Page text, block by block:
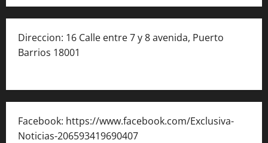
Direccion: 16 Calle entre 7 y 8 avenida, Puerto
Barrios 18001
Facebook: https://www.facebook.com/Exclusiva-
Noticias-206593419690407